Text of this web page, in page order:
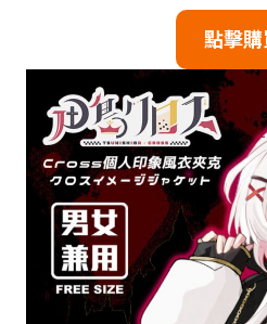
點擊購